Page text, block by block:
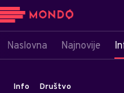
Naslovna Najnovije
Info Društvo